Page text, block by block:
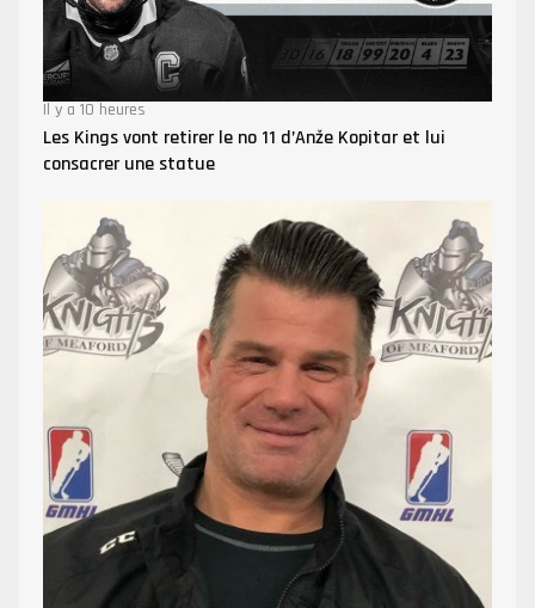
Il y a 10 heures
Les Kings vont retirer le no 11 d’Anže Kopitar et lui
consacrer une statue